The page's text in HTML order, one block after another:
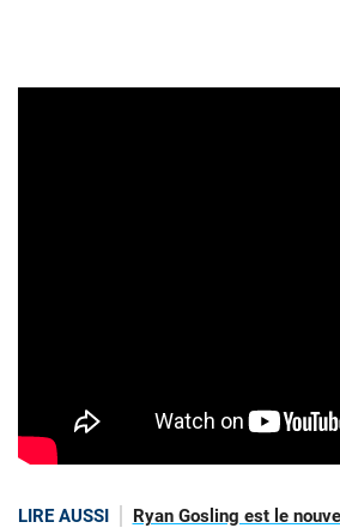
LIRE AUSSI
Ryan Gosling est le